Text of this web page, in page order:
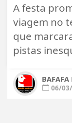
A festa
viagem no
que
pistas
BAFAFA
06/